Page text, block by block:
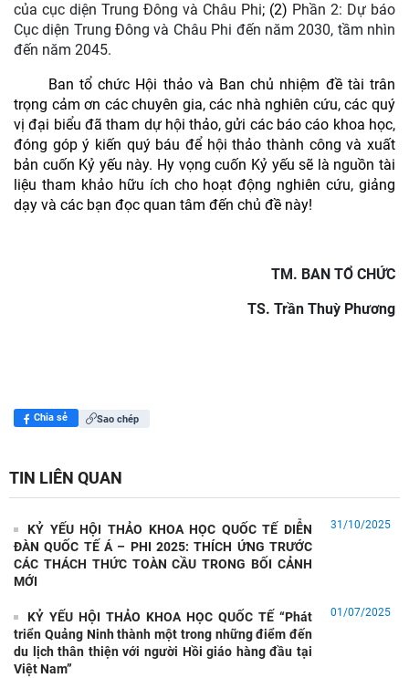
của cục diện Trung Đông và Châu Phi; (2) Phần 2: Dự báo
Cục diện Trung Đông và Châu Phi đến năm 2030, tầm nhìn
đến năm 2045.
Ban tổ chức Hội thảo và Ban chủ nhiệm đề tài trân
trọng cảm ơn các chuyên gia, các nhà nghiên cứu, các quý
vị đại biểu đã tham dự hội thảo, gửi các báo cáo khoa học,
đóng góp ý kiến quý báu để hội thảo thành công và xuất
bản cuốn Kỷ yếu này. Hy vọng cuốn Kỷ yếu sẽ là nguồn tài
liệu tham khảo hữu ích cho hoạt động nghiên cứu, giảng
dạy và các bạn đọc quan tâm đến chủ đề này!
TM. BAN TỔ CHỨC
TS. Trần Thuỳ Phương
Chia sẻ Sao chép
TIN LIÊN QUAN
KỶ YẾU HỘI THẢO KHOA HỌC QUỐC TẾ DIỄN
ĐÀN QUỐC TẾ Á – PHI 2025: THÍCH ỨNG TRƯỚC
CÁC THÁCH THỨC TOÀN CẦU TRONG BỐI CẢNH
MỚI
31/10/2025
KỶ YẾU HỘI THẢO KHOA HỌC QUỐC TẾ “Phát
triển Quảng Ninh thành một trong những điểm đến
du lịch thân thiện với người Hồi giáo hàng đầu tại
Việt Nam”
01/07/2025
Hợp tác đào tạo nguồn nhân lực Việt Nam - Ấn Độ thông qua
các chương trình học bổng của Chính phủ